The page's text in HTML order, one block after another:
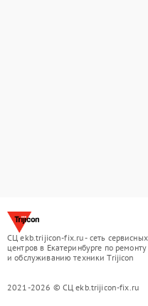
СЦ ekb.trijicon-fix.ru - сеть сервисных
центров в Екатеринбурге по ремонту
и обслуживанию техники Trijicon
2021-2026 © СЦ ekb.trijicon-fix.ru